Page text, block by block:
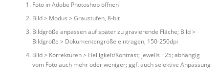
Foto in Adobe Photoshop öffnen
Bild > Modus > Graustufen, 8-bit
Bildgröße anpassen auf später zu gravierende Fläche; Bild >
Bildgröße > Dokumentengröße eintragen, 150-250dpi
Bild > Korrekturen > Helligkeit/Kontrast; jeweils +25; abhängig
vom Foto auch mehr oder weniger; ggf. auch selektive Anpassung